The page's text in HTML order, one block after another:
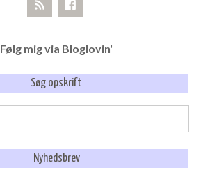
Følg mig via Bloglovin'
Søg opskrift
Nyhedsbrev